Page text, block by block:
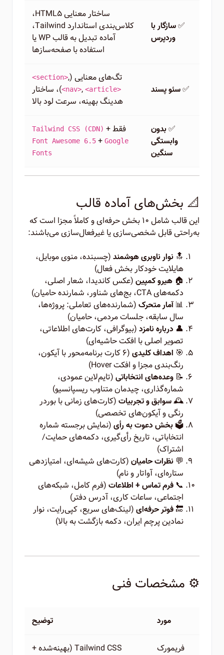
✅سازگار با
وردپرس
ساختار معنایی HTML5،
کلاس‌بندی استاندارد Tailwind،
آماده تبدیل به قالب WP یا
استفاده با صفحه‌سازها
✅سئو پسند
تگ‌های معنایی (<section>,
<nav>, <article>
)، ساختار
هدینگ بهینه، سرعت لود بالا
✅بدون
وابستگی
سنگین
فقط Tailwind CSS (CDN) +
Font Awesome 6.5 + Google
Fonts
📐 بخش‌های آماده قالب
این قالب شامل ۱۰ بخش حرفه‌ای و کاملاً مجزا است که
به‌راحتی قابل شخصی‌سازی یا غیرفعال‌سازی می‌باشند:
🔝 نوار ناوبری هوشمند(چسبنده، منوی موبایل،
هایلایت خودکار بخش فعال)
🏠 هیرو کمپین(عکس کاندیدا، شعار اصلی،
دکمه‌های CTA، بج‌های شناور، شمارنده حامیان)
📊آمار متحرک(شمارنده‌های تعاملی: پروژه‌ها،
سال سابقه، جلسات مردمی، حامیان)
👤 درباره نامزد(بیوگرافی، کارت‌های اطلاعاتی،
تصویر اصلی با افکت حاشیه‌ای)
🎯 اهداف کلیدی
(۶ کارت برنامه‌محور با آیکون،
رنگ‌بندی مجزا و افکت Hover)
📝 وعده‌های انتخاباتی(تایم‌لاین عمودی،
شماره‌گذاری، چیدمان متناوب ریسپانسیو)
🕰️سوابق و تجربیات(کارت‌های زمانی با بوردر
رنگی و آیکون‌های تخصصی)
🗳️بخش دعوت به رأی(نمایش برجسته شماره
انتخاباتی، تاریخ رأی‌گیری، دکمه‌های حمایت/
اشتراک)
💬 نظرات حامیان(کارت‌های شیشه‌ای، امتیازدهی
ستاره‌ای، آواتار و نام)
📞 فرم تماس + اطلاعات(فرم کامل، شبکه‌های
اجتماعی، ساعات کاری، آدرس دفتر)
🔚فوتر حرفه‌ای(لینک‌های سریع، کپی‌رایت، نوار
نمادین پرچم ایران، دکمه بازگشت به بالا)
⚙️ مشخصات فنی
مورد توضیح
فریمورک
Tailwind CSS (بهینه‌شده +